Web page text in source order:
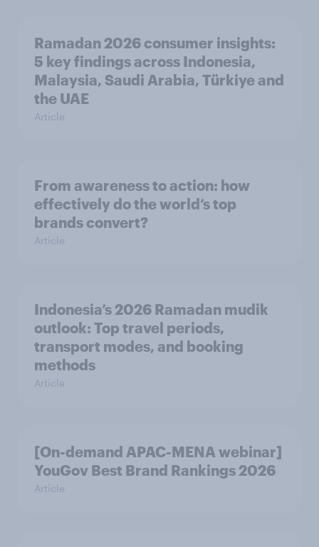
Ramadan 2026 consumer insights:
5 key findings across Indonesia,
Malaysia, Saudi Arabia, Türkiye and
the UAE
Article
From awareness to action: how
effectively do the world’s top
brands convert?
Article
Indonesia’s 2026 Ramadan mudik
outlook: Top travel periods,
transport modes, and booking
methods
Article
[On-demand APAC-MENA webinar]
YouGov Best Brand Rankings 2026
Article